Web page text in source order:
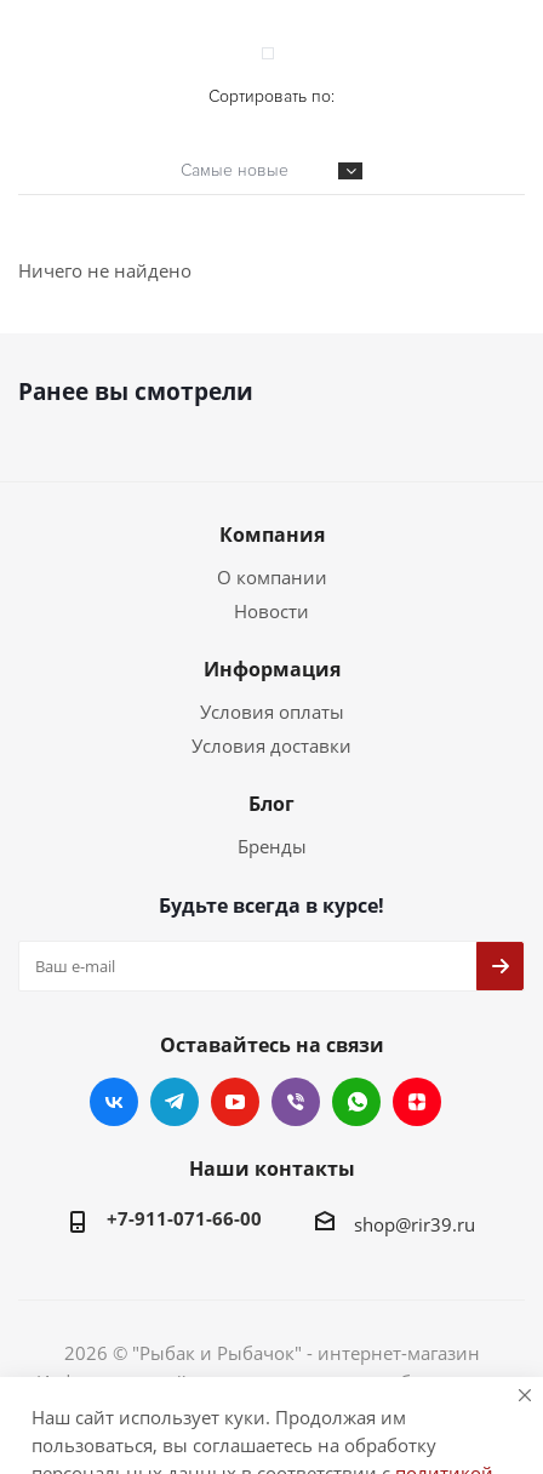
Сортировать по:
Самые новые
Ничего не найдено
Ранее вы смотрели
Компания
О компании
Новости
Информация
Условия оплаты
Условия доставки
Блог
Бренды
Будьте всегда в курсе!
Оставайтесь на связи
Наши контакты
+7-911-071-66-00 shop@rir39.ru
2026 © "Рыбак и Рыбачок" - интернет-магазин
Информация сайта защищена законом об авторских
правах. Индивидуальный предприниматель Рогов
Сергей Юрьевич. ИНН 390600967290. ОГРНИП
324390000064229.
Наш сайт использует куки. Продолжая им
пользоваться, вы соглашаетесь на обработку